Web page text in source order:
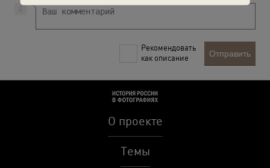
Рекомендовать
как описание
Отправить
О проекте
Темы